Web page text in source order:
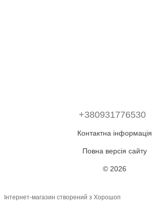
+380931776530
Контактна інформація
Повна версія сайту
© 2026
Інтернет-магазин створений з Хорошоп